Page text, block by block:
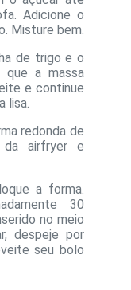
Adicione o
Misture bem.
de trigo e o
a massa
e continue
lisa.
redonda de
airfryer e
a forma.
30
no meio
despeje por
seu bolo